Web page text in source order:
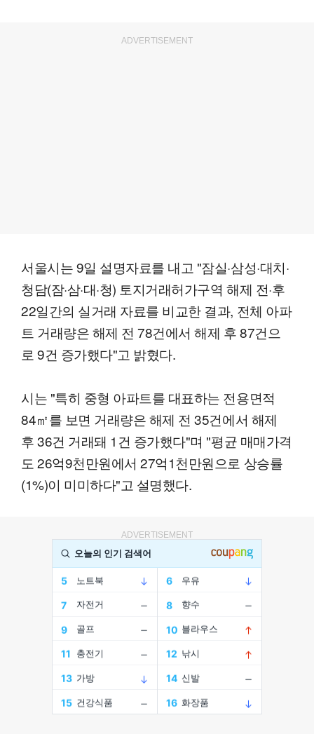
ADVERTISEMENT
서울시는 9일 설명자료를 내고 "잠실·삼성·대치·
청담(잠·삼·대·청) 토지거래허가구역 해제 전·후
22일간의 실거래 자료를 비교한 결과, 전체 아파
트 거래량은 해제 전 78건에서 해제 후 87건으
로 9건 증가했다"고 밝혔다.
시는 "특히 중형 아파트를 대표하는 전용면적
84㎡를 보면 거래량은 해제 전 35건에서 해제
후 36건 거래돼 1건 증가했다"며 "평균 매매가격
도 26억9천만원에서 27억1천만원으로 상승률
(1%)이 미미하다"고 설명했다.
ADVERTISEMENT